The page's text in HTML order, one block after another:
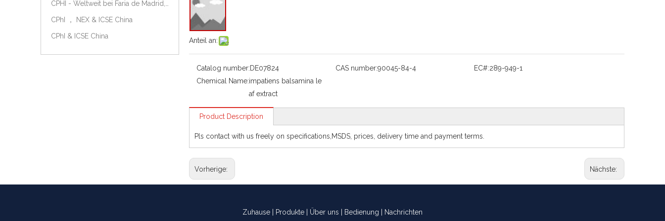
CPhI ， NEX & ICSE China
CPhI & ICSE China
Anteil an:
Catalog number:DE07824 CAS number:90045-84-4 EC#:289-949-1
Chemical Name:impatiens balsamina le
af extract
Product Description
Pls contact with us freely on specifications,MSDS, prices, delivery time and payment terms.
Vorherige: Nächste:
Zuhause Produkte Über uns Bedienung Nachrichten